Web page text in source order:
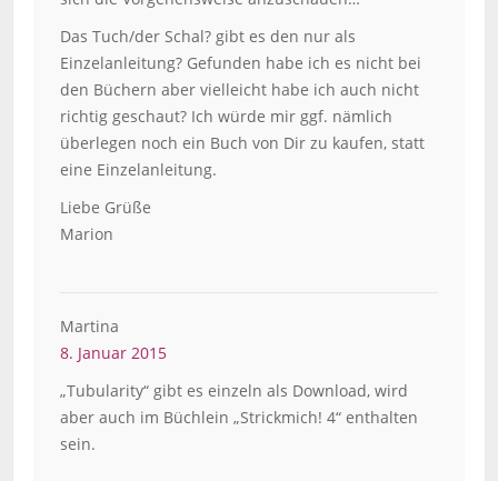
Das Tuch/der Schal? gibt es den nur als
Einzelanleitung? Gefunden habe ich es nicht bei
den Büchern aber vielleicht habe ich auch nicht
richtig geschaut? Ich würde mir ggf. nämlich
überlegen noch ein Buch von Dir zu kaufen, statt
eine Einzelanleitung.
Liebe Grüße
Marion
Martina
8. Januar 2015
„Tubularity“ gibt es einzeln als Download, wird
aber auch im Büchlein „Strickmich! 4“ enthalten
sein.